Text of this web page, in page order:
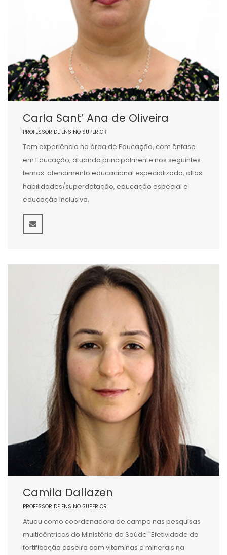
Carla Sant’ Ana de Oliveira
PROFESSOR DE ENSINO SUPERIOR
Tem experiência na área de Educação, com ênfase
em Educação, atuando principalmente nos seguintes
temas: atendimento educacional especializado, altas
habilidades/superdotação, educação especial e
educação inclusiva.
Camila Dallazen
PROFESSOR DE ENSINO SUPERIOR
Atuou como coordenadora de campo nas pesquisas
multicêntricas do Ministério da Saúde "Efetividade da
fortificação caseira com vitaminas e minerais na